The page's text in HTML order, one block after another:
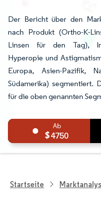
Der Bericht über den
nach Produkt (Ortho-K-
Linsen für den Tag),
Hyperopie und
Europa, Asien-Pazifik,
Südamerika) segmentiert.
für die oben genannten
4750
Startseite